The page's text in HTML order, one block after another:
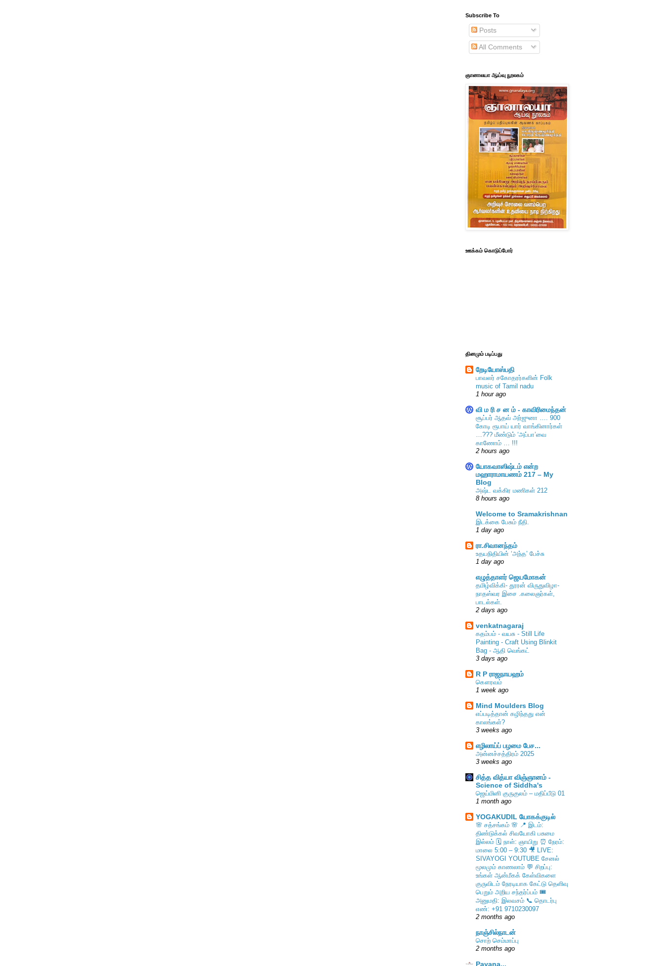
Subscribe To
Posts
All Comments
ஞானாலயா ஆய்வு நூலகம்
ஊக்கம் கொடுப்போர்
தினமும் படிப்பது
றேடியோஸ்பதி
பாவலர் சகோதரர்களின் Folk
music of Tamil nadu
1 hour ago
வி ம ரி ச ன ம் - காவிரிமைந்தன்
சூப்பர் ஆதவ் அர்ஜுனா …. 900
கோடி ரூபாய் யார் வாங்கினார்கள்
…??? மீண்டும் ‘அப்பா’வை
காணோம் … !!!
2 hours ago
யோகவாஸிஷ்டம் என்ற
மஹாராமாயணம் 217 – My
Blog
அஷ்ட வக்கிர மணிகள் 212
8 hours ago
Welcome to Sramakrishnan
இடக்கை பேசும் நீதி.
1 day ago
ரா.சிவானந்தம்
உதயநிதியின் ‘அந்த’ பேச்சு
1 day ago
எழுத்தாளர் ஜெயமோகன்
தமிழ்விக்கி- தூரன் விருதுவிழா-
நாதஸ்வர இசை .கலைஞர்கள்,
பாடல்கள்.
2 days ago
venkatnagaraj
கதம்பம் - வயசு - Still Life
Painting - Craft Using Blinkit
Bag - ஆதி வெங்கட்
3 days ago
R P ராஜநாயஹம்
கௌரவம்
1 week ago
Mind Moulders Blog
எப்படித்தான் கழிந்தது என்
காலங்கள்?
3 weeks ago
எழிலாய்ப் பழமை பேச...
அன்னச்சத்திரம் 2025
3 weeks ago
சித்த வித்யா விஞ்ஞானம் -
Science of Siddha's
ஜெய்மினி குருகுலம் – மதிப்பீடு 01
1 month ago
YOGAKUDIL யோகக்குடில்
🌸 சத்சங்கம் 🌸 📍 இடம்:
திண்டுக்கல் சிவயோகி பசுமை
இல்லம் 🗓️ நாள்: ஞாயிறு ⏰ நேரம்:
மாலை 5:00 – 9:30 🎥 LIVE:
SIVAYOGI YOUTUBE சேனல்
மூலமும் காணலாம் 💬 சிறப்பு:
உங்கள் ஆன்மீகக் கேள்விகளை
குருவிடம் நேரடியாக கேட்டு தெளிவு
பெறும் அறிய சந்தர்ப்பம் 🎟️
அனுமதி: இலவசம் 📞 தொடர்பு
எண்: +91 9710230097
2 months ago
நாஞ்சில்நாடன்
சொற் செம்மாப்பு
2 months ago
Payana...